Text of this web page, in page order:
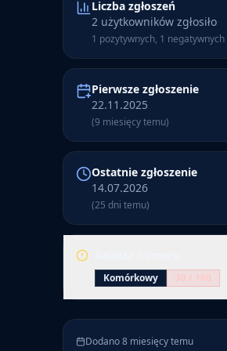
Liczba zgłoszeń
2 użytkowników zgłosiło
1 pozytywnych, 1 negatywnych
Pierwsze zgłoszenie
22.11.2025
(9 miesięcy temu)
Ostatnie zgłoszenie
14.07.2026
(25 dni temu)
Komórkowy
Dodano 8 miesięcy temu